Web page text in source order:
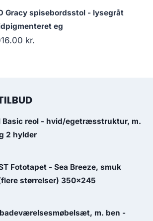
Gracy spisebordsstol - lysegråt
eg
kr.
Basic reol - hvid/egetræsstruktur, m.
2 hylder
Fototapet - Sea Breeze, smuk
størrelser) 350x245
m. ben -